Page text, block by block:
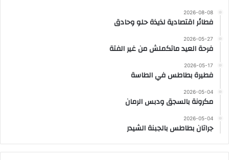
2026-08-08
فطائر اقتصادية لذيذة حلو وحادق
2026-05-27
فرحة العيد ماتكملش من غير الفتة
2026-05-17
فطيرة بطاطس في الطاسة
2026-05-04
مكرونة بالسجق ودبس الرمان
2026-05-04
جراتان بطاطس بالجبنة الشيدر